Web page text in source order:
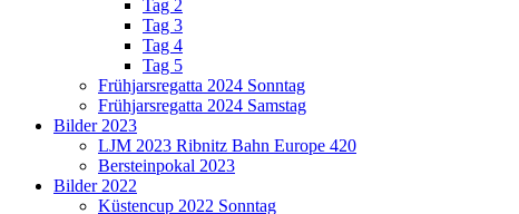
Tag 2
Tag 3
Tag 4
Tag 5
Frühjarsregatta 2024 Sonntag
Frühjarsregatta 2024 Samstag
Bilder 2023
LJM 2023 Ribnitz Bahn Europe 420
Bersteinpokal 2023
Bilder 2022
Küstencup 2022 Sonntag